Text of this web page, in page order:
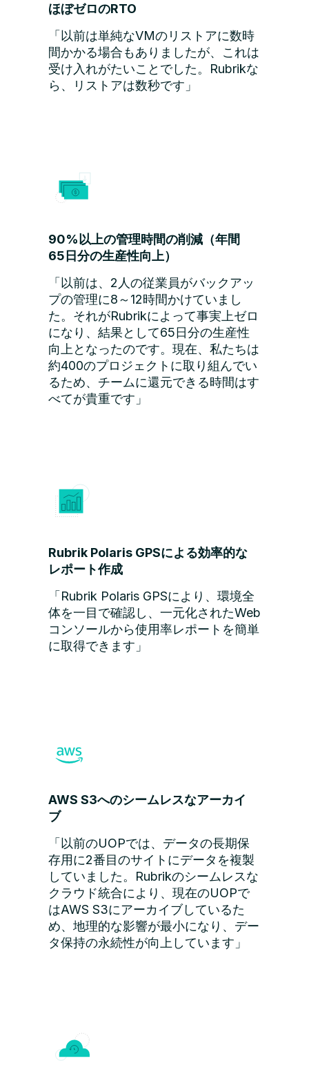
ほぼゼロのRTO
「以前は単純なVMのリストアに数時
間かかる場合もありましたが、これは
受け入れがたいことでした。Rubrikな
ら、リストアは数秒です」
90%以上の管理時間の削減（年間
65日分の生産性向上）
「以前は、2人の従業員がバックアッ
プの管理に8～12時間かけていまし
た。それがRubrikによって事実上ゼロ
になり、結果として65日分の生産性
向上となったのです。現在、私たちは
約400のプロジェクトに取り組んでい
るため、チームに還元できる時間はす
べてが貴重です」
Rubrik Polaris GPSによる効率的な
レポート作成
「Rubrik Polaris GPSにより、環境全
体を一目で確認し、一元化されたWeb
コンソールから使用率レポートを簡単
に取得できます」
AWS S3へのシームレスなアーカイ
ブ
「以前のUOPでは、データの長期保
存用に2番目のサイトにデータを複製
していました。Rubrikのシームレスな
クラウド統合により、現在のUOPで
はAWS S3にアーカイブしているた
め、地理的な影響が最小になり、デー
タ保持の永続性が向上しています」